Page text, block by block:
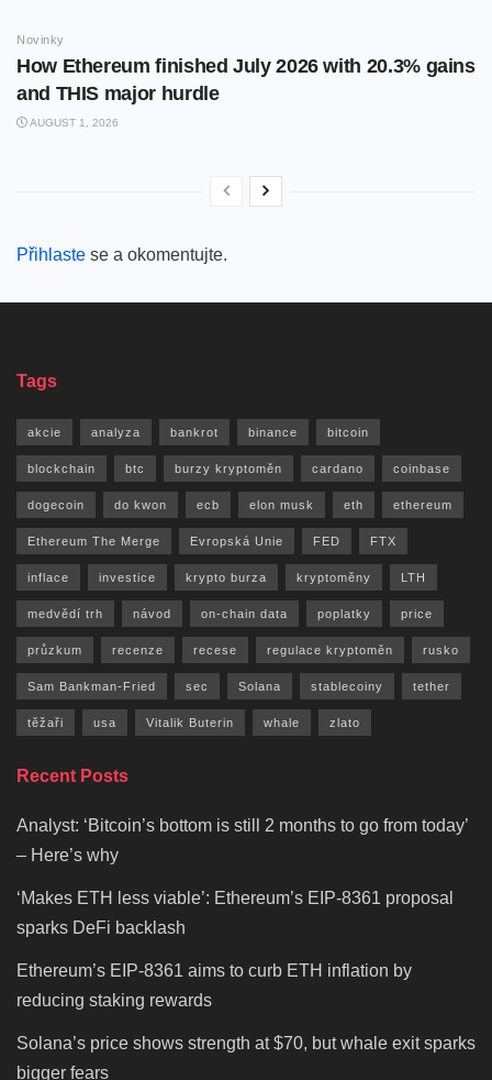
Novinky
How Ethereum finished July 2026 with 20.3% gains
and THIS major hurdle
AUGUST 1, 2026
Přihlaste se a okomentujte.
Tags
akcie analyza bankrot binance bitcoin
blockchain btc burzy kryptoměn cardano coinbase
dogecoin do kwon ecb elon musk eth ethereum
Ethereum The Merge Evropská Unie FED FTX
inflace investice krypto burza kryptoměny LTH
medvědí trh návod on-chain data poplatky price
průzkum recenze recese regulace kryptoměn rusko
Sam Bankman-Fried sec Solana stablecoiny tether
těžaři usa Vitalik Buterin whale zlato
Recent Posts
Analyst: ‘Bitcoin’s bottom is still 2 months to go from today’
– Here’s why
‘Makes ETH less viable’: Ethereum’s EIP-8361 proposal
sparks DeFi backlash
Ethereum’s EIP-8361 aims to curb ETH inflation by
reducing staking rewards
Solana’s price shows strength at $70, but whale exit sparks
bigger fears